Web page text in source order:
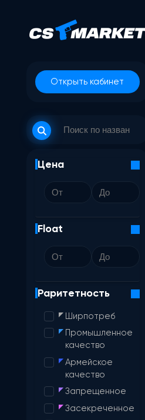
Открыть кабинет
Цена
Float
Раритетность
Ширпотреб
Промышленное
качество
Армейское
качество
Запрещенное
Засекреченное